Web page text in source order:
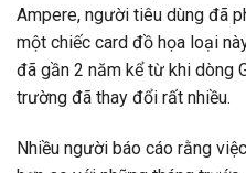
Ampere, người tiêu dùng đã
một chiếc card đồ họa loại
đã gần 2 năm kể từ khi dòng
trường đã thay đổi rất nhiều.
Nhiều người báo cáo rằng